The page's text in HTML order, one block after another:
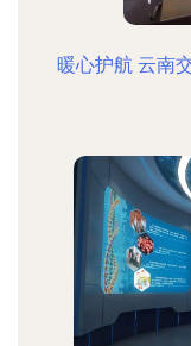
暖心护航 云南